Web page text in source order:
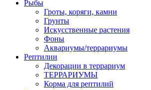
Рыбы
Гроты, коряги, камни
Грунты
Искусственные растения
Фоны
Аквариумы/террариумы
Рептилии
Декорации в террариум
ТЕРРАРИУМЫ
Корма для рептилий